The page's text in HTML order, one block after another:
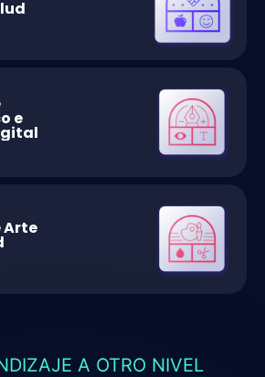
e
Arte
A OTRO NIVEL